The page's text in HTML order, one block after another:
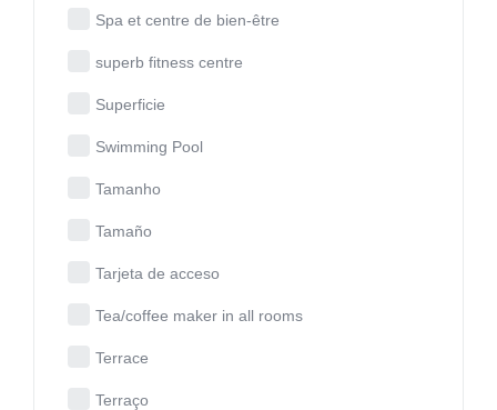
Spa et centre de bien-être
superb fitness centre
Superficie
Swimming Pool
Tamanho
Tamaño
Tarjeta de acceso
Tea/coffee maker in all rooms
Terrace
Terraço